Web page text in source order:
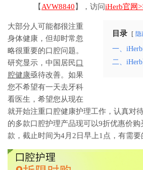
【 AVW8840 】，访问iHerb官网
目录 隐
一、
二、
大部分人可能都很注重
身体健康，但却时常忽
略很重要的口腔问题。
研究显示，中国居民口
腔健康亟待改善。如果
您不希望有一天去牙科
看医生，希望您从现在
就开始注重口腔健康护理工作，认真对
的多款口腔护理产品现可以9折优惠价购
款，截止时间为4月2日早上1点，有需要